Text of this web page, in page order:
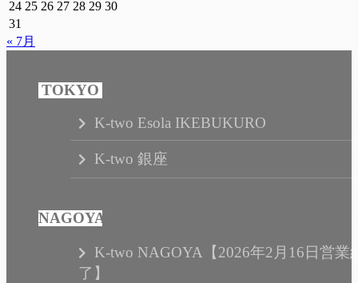
24 25 26 27 28 29 30
31
« 7月
K-two Esola IKEBUKURO
K-two 銀座
K-two NAGOYA【2026年2月16日営業
了】